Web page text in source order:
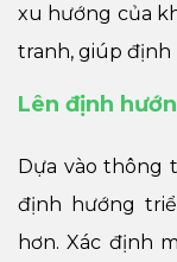
xu hướng của
tranh, giúp định
Lên định
Dựa vào thông
định hướng
hơn. Xác định